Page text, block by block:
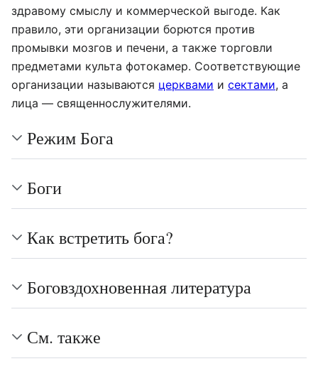
здравому смыслу и коммерческой выгоде. Как
правило, эти организации борются против
промывки мозгов и печени, а также торговли
предметами культа фотокамер. Соответствующие
организации называются церквами и сектами, а
лица — священнослужителями.
Режим Бога
Боги
Как встретить бога?
Боговздохновенная литература
См. также